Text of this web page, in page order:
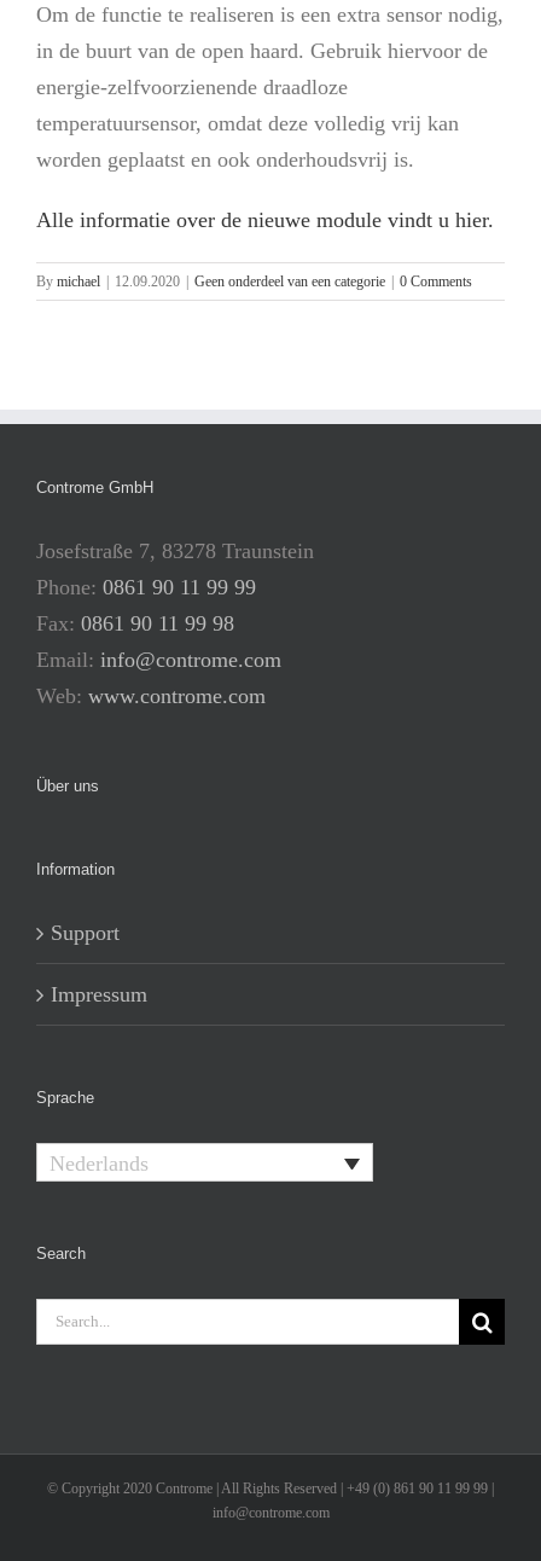
Om de functie te realiseren is een extra sensor nodig,
in de buurt van de open haard. Gebruik hiervoor de
energie-zelfvoorzienende draadloze
temperatuursensor, omdat deze volledig vrij kan
worden geplaatst en ook onderhoudsvrij is.
Alle informatie over de nieuwe module vindt u hier.
By michael | 12.09.2020 | Geen onderdeel van een categorie | 0 Comments
Controme GmbH
Josefstraße 7, 83278 Traunstein
Phone: 0861 90 11 99 99
Fax: 0861 90 11 99 98
Email: info@controme.com
Web: www.controme.com
Über uns
Information
Support
Impressum
Sprache
Nederlands
Search
Search
for:
© Copyright 2020 Controme | All Rights Reserved | +49 (0) 861 90 11 99 99 |
info@controme.com